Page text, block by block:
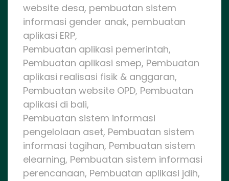
website desa, pembuatan sistem
informasi gender anak, pembuatan
aplikasi ERP,
Pembuatan aplikasi pemerintah,
Pembuatan aplikasi smep, Pembuatan
aplikasi realisasi fisik & anggaran,
Pembuatan website OPD, Pembuatan
aplikasi di bali,
Pembuatan sistem informasi
pengelolaan aset, Pembuatan sistem
informasi tagihan, Pembuatan sistem
elearning, Pembuatan sistem informasi
perencanaan, Pembuatan aplikasi jdih,